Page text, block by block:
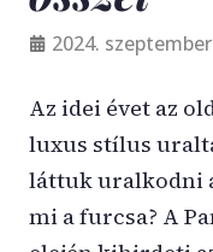
2024.
Az idei évet az
luxus stílus
láttuk uralkodni
mi a furcsa? A